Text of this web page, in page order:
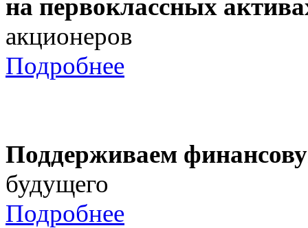
на первоклассных
акционеров
Подробнее
Поддерживаем
будущего
Подробнее